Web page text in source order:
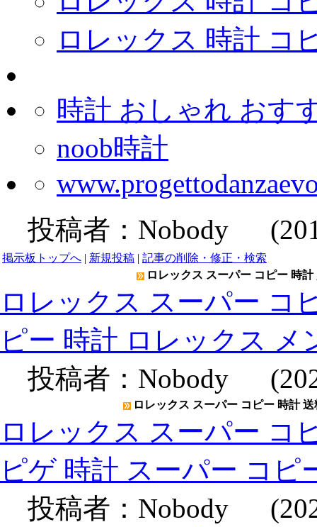
ロレックス 時計 コ
時計 おしゃれ おす
noob時計
投稿者： Nobody
掲示板トップへ | 新規投稿 | 記事の削除・修正・検索
ロレックス スーパー コピー 時
ロレックス スーパー コ
ピー 時計 ロレックス メ
投稿者： Nobody
ロレックス スーパー コピー 時計
ロレックス スーパー コ
ピゲ 時計 スーパー コピ
投稿者： Nobody